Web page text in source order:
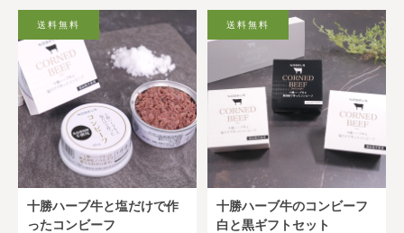
十勝ハーブ牛と塩だけで作
ったコンビーフ
十勝ハーブ牛のコンビーフ
白と黒ギフトセット